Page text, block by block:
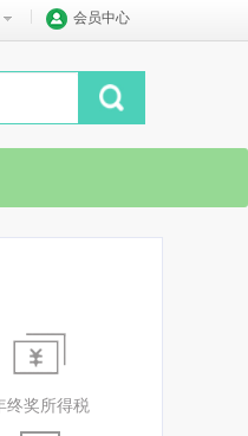
会员中心
终奖所得税